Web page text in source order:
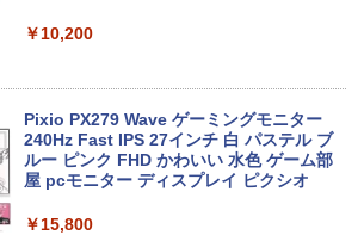
83 13.3型FHD(1920x1080)液晶 第11世
代Core i5/ 16GB / SSD256GB / Webカ
メラ内蔵 / USB Type-C / HDMI / 無線LA
N Bluetooth / Win11 Pro搭載 /Office 20
24 H&B / Aランク
￥37,400
￥10,200
Pixio PX279 Wave ゲーミングモニター
240Hz Fast IPS 27インチ 白 パステル ブ
ルー ピンク FHD かわいい 水色 ゲーム部
屋 pcモニター ディスプレイ ピクシオ
￥15,800